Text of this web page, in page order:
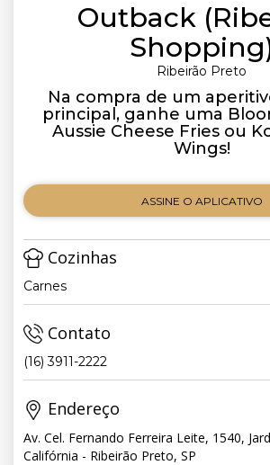
Outback
Ribeirão Preto
Na compra de um
principal, ganhe uma
Aussie Cheese Fries ou
Wings!
ASSINE O APLICATIVO
Cozinhas
Carnes
Contato
(16) 3911-2222
Endereço
Av. Cel. Fernando Ferreira Leite, 1540,
Califórnia - Ribeirão Preto, SP